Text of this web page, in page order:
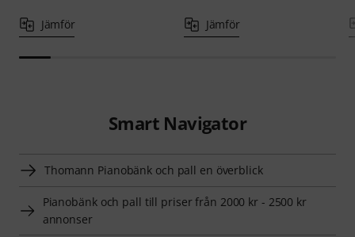
Jämför Jämför
Smart Navigator
Thomann Pianobänk och pall en överblick
Pianobänk och pall till priser från 2000 kr - 2500 kr
annonser